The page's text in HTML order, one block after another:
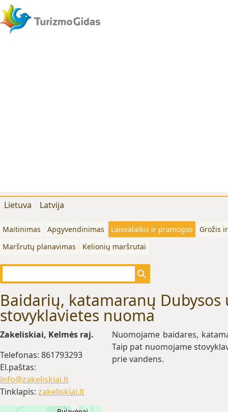
Lietuva Latvija
Maitinimas Apgyvendinimas Laisvalaikis ir pramogos
Grožis
Maršrutų planavimas
Kelionių maršrutai
Baidarių, katamaranų Dubysos
stovyklavietes nuoma
Zakeliskiai, Kelmės raj.
Telefonas: 861793293
El.paštas:
info@zakeliskiai.lt
Tinklapis: zakeliskiai.lt
Nuomojame baidares,
Taip pat nuomojame
prie vandens.